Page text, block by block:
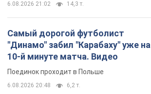
6.08.2026 21:02 14,3 т.
Самый дорогой футболист
"Динамо" забил "Карабаху" уже на
10-й минуте матча. Видео
Поединок проходит в Польше
6.08.2026 20:48 6,2 т.